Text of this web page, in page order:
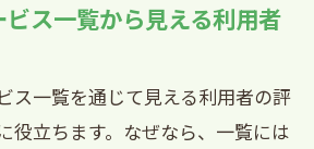
ら知る快適な過ごし方
サービス口コミで快適な過ご
ス一覧から見える利用者
ス一覧を通じて見える利用者の評
役立ちます。なぜなら、一覧には